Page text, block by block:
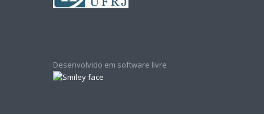
Desenvolvido em software livre